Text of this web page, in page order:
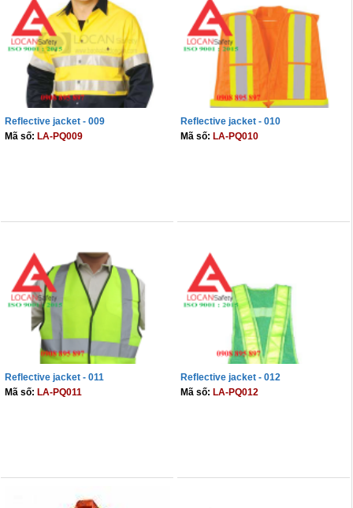
Reflective jacket - 009
Mã số: LA-PQ009
Reflective jacket - 010
Mã số: LA-PQ010
Reflective jacket - 011
Mã số: LA-PQ011
Reflective jacket - 012
Mã số: LA-PQ012